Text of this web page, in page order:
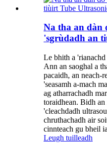
Na tha an dàn
'sgrùdadh an
Le bhith a
Ann an saoghal a
pacaidh, an neach-
'seasamh a-mach
ag atharrachadh
toraidhean. Bidh an
'cleachdadh
chruthachadh air
cinnteach gu bheil
Leugh tuilleadh